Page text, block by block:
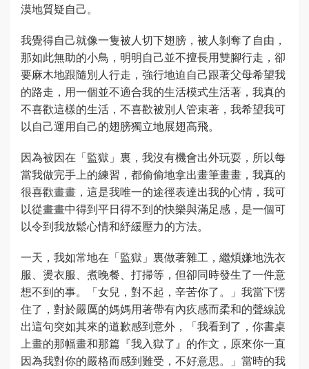
漠地質疑自己。
我覺得自己就像一隻被人切下翅膀，被人剝奪了自由，
那如此無助的小鳥，明明自己並不擅長用雙腳行走，卻
要麻木地跟隨別人行走，強行地迫自己跟著父母希望我
的路走，用一個並不適合我的生活模式生活著，我真的
不喜歡這樣的生活，不喜歡被別人管束著，我希望我可
以自己運用自己的翅膀獨立地展翅高飛。
因為被因在「監獄」裏，我沒有機會出外玩耍，所以每
當我做完手上的練習，都偷偷地拿出畫筆畫畫，我真的
很喜歡畫畫，這是我唯一的途徑表達出我的心情，我可
以從畫畫中得到平日得不到的快樂與滿足感，是一個可
以令到我放鬆心情和紓緩壓力的方法。
一天，我如常地在「監獄」裏做著雜工，繼煩嫌地洗衣
服、燙衣服、煮晚餐、打掃等，但卻同時發生了一件意
想不到的事。「女兒，對不起，辛苦你了。」我當下愣
住了，對於嚴厲的媽媽用著帶有內疚感而柔和的聲線說
出這句突如其來的道歉感到意外，「我看到了，你書桌
上畫的那幅畫和那篇『我入獄了』的作文，原來你一直
因為我對你的嚴格而感到難受，不好意思。」當時的我